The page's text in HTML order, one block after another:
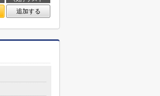
追加する